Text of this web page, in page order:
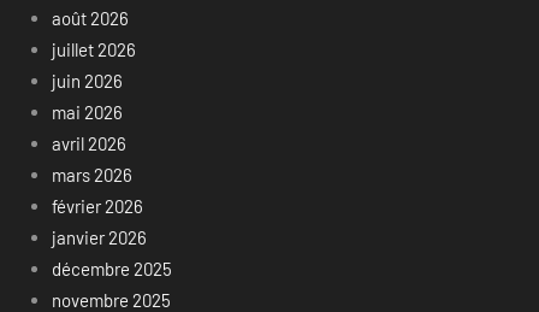
août 2026
juillet 2026
juin 2026
mai 2026
avril 2026
mars 2026
février 2026
janvier 2026
décembre 2025
novembre 2025